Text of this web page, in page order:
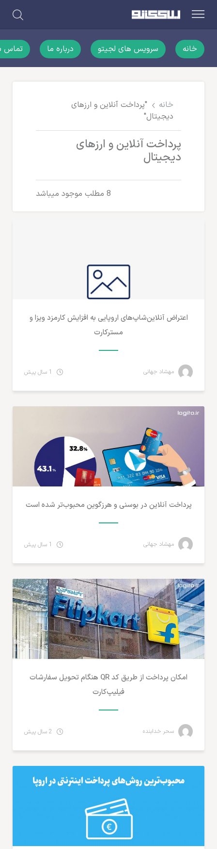
خانه سرویس های لجیتو درباره ما تماس
خانه
"پرداخت آنلاین و ارزهای
دیجیتال"
پرداخت آنلاین و ارزهای
دیجیتال
8 مطلب موجود میباشد
پرداخت آنلاین و ارزهای دیجیتال
اعتراض آنلاین‌شاپ‌های اروپایی به افزایش کارمزد ویزا و
مسترکارت
مهشاد جهانی
پرداخت آنلاین در بوسنی و هرزگوین محبوب‌تر شده است
مهشاد جهانی
امکان پرداخت از طریق کد QR هنگام تحویل سفارشات
فیلیپ‌کارت
سحر خدابنده